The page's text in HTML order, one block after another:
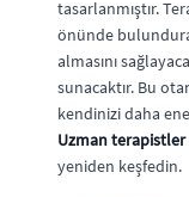
tasarlanmıştır.
önünde
almasını
sunacaktır. Bu
kendinizi daha
Uzman
yeniden keşfedin.